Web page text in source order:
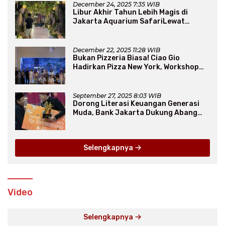
December 24, 2025 7:35 WIB
Libur Akhir Tahun Lebih Magis di
Jakarta Aquarium SafariLewat
December 22, 2025 11:28 WIB
Bukan Pizzeria Biasa! Ciao Gio
Hadirkan Pizza New York, Workshop
September 27, 2025 8:03 WIB
Dorong Literasi Keuangan Generasi
Muda, Bank Jakarta Dukung Abang
Selengkapnya
Video
Selengkapnya